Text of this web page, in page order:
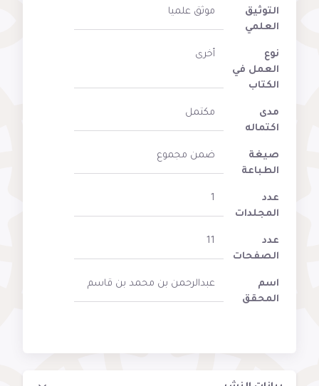
التوثيق
العلمي
موثق علميا
نوع
العمل في
الكتاب
أخرى
مدى
اكتماله
مكتمل
صيغة
الطباعة
ضمن مجموع
عدد
المجلدات
1
عدد
الصفحات
11
اسم
المحقق
عبدالرحمن بن محمد بن قاسم